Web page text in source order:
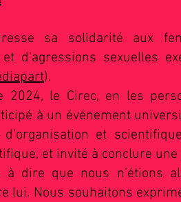
sa solidarité aux
et d'agressions sexuelles
).
2024, le Cirec, en les
à un événement
et
et invité à conclure une
à dire que nous n’étions
lui. Nous souhaitons